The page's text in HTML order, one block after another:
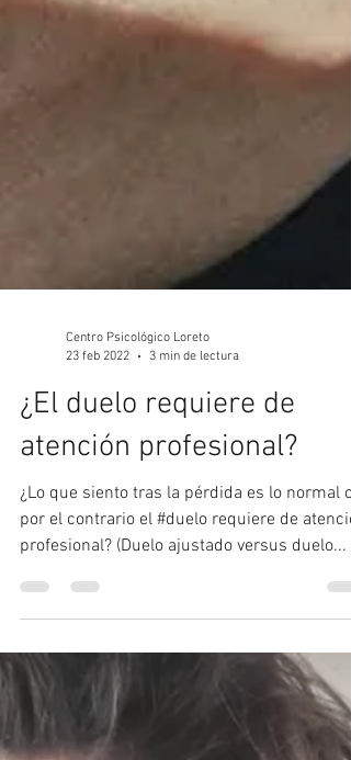
Centro Psicológico Loreto
3 min de lectura
¿El duelo requiere de
atención profesional?
¿Lo que siento tras la pérdida es lo normal o
por el contrario el #duelo requiere de
profesional? (Duelo ajustado versus duelo...